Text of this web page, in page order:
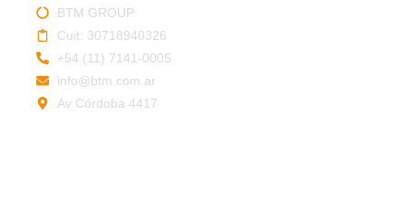
BTM GROUP
Cuit: 30718940326
+54 (11) 7141-0005
info@btm.com.ar
Av Córdoba 4417